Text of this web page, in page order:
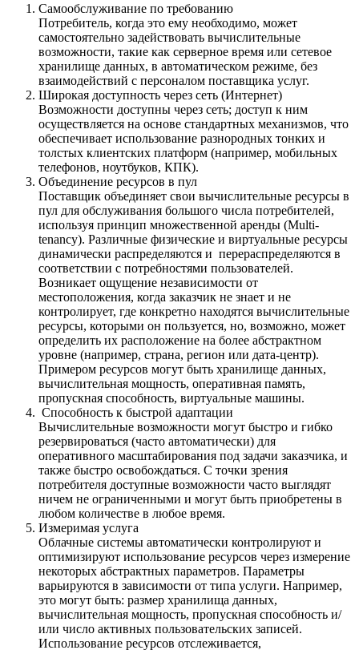
Самообслуживание по требованию
Потребитель, когда это ему необходимо, может
самостоятельно задействовать вычислительные
возможности, такие как серверное время или сетевое
хранилище данных, в автоматическом режиме, без
взаимодействий с персоналом поставщика услуг.
Широкая доступность через сеть (Интернет)
Возможности доступны через сеть; доступ к ним
осуществляется на основе стандартных механизмов, что
обеспечивает использование разнородных тонких и
толстых клиентских платформ (например, мобильных
телефонов, ноутбуков, КПК).
Объединение ресурсов в пул
Поставщик объединяет свои вычислительные ресурсы в
пул для обслуживания большого числа потребителей,
используя принцип множественной аренды (Multi-
tenancy). Различные физические и виртуальные ресурсы
динамически распределяются и перераспределяются в
соответствии с потребностями пользователей.
Возникает ощущение независимости от
местоположения, когда заказчик не знает и не
контролирует, где конкретно находятся вычислительные
ресурсы, которыми он пользуется, но, возможно, может
определить их расположение на более абстрактном
уровне (например, страна, регион или дата-центр).
Примером ресурсов могут быть хранилище данных,
вычислительная мощность, оперативная память,
пропускная способность, виртуальные машины.
Способность к быстрой адаптации
Вычислительные возможности могут быстро и гибко
резервироваться (часто автоматически) для
оперативного масштабирования под задачи заказчика, и
также быстро освобождаться. С точки зрения
потребителя доступные возможности часто выглядят
ничем не ограниченными и могут быть приобретены в
любом количестве в любое время.
Измеримая услуга
Облачные системы автоматически контролируют и
оптимизируют использование ресурсов через измерение
некоторых абстрактных параметров. Параметры
варьируются в зависимости от типа услуги. Например,
это могут быть: размер хранилища данных,
вычислительная мощность, пропускная способность и/
или число активных пользовательских записей.
Использование ресурсов отслеживается,